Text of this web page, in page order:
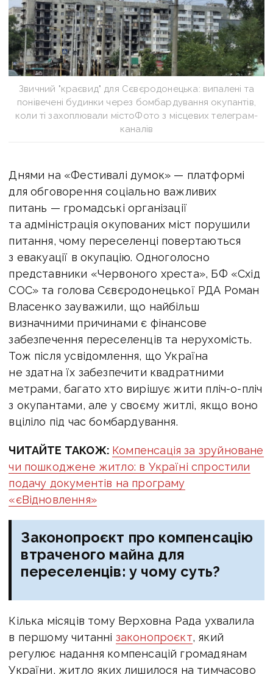
Звичний "краєвид" для Сєвєродонецька: випалені та
понівечені будинки через бомбардування окупантів,
коли ті захоплювали містоФото з місцевих телеграм-
каналів
Днями на «Фестивалі думок» — платформі
для обговорення соціально важливих
питань — громадські організації
та адміністрація окупованих міст порушили
питання, чому переселенці повертаються
з евакуації в окупацію. Одноголосно
представники «Червоного хреста», БФ «Схід
СОС» та голова Сєвєродонецької РДА Роман
Власенко зауважили, що найбільш
визначними причинами є фінансове
забезпечення переселенців та нерухомість.
Тож після усвідомлення, що Україна
не здатна їх забезпечити квадратними
метрами, багато хто вирішує жити пліч-о-пліч
з окупантами, але у своєму житлі, якщо воно
вціліло під час бомбардування.
ЧИТАЙТЕ ТАКОЖ: Компенсація за зруйноване
чи пошкоджене житло: в Україні спростили
подачу документів на програму
«єВідновлення»
Законопроєкт про компенсацію
втраченого майна для
переселенців: у чому суть?
Кілька місяців тому Верховна Рада ухвалила
в першому читанні законопроєкт, який
регулює надання компенсацій громадянам
України, житло яких лишилося на тимчасово